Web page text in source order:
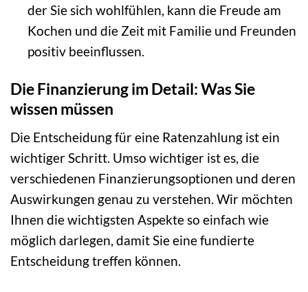
der Sie sich wohlfühlen, kann die Freude am
Kochen und die Zeit mit Familie und Freunden
positiv beeinflussen.
Die Finanzierung im Detail: Was Sie
wissen müssen
Die Entscheidung für eine Ratenzahlung ist ein
wichtiger Schritt. Umso wichtiger ist es, die
verschiedenen Finanzierungsoptionen und deren
Auswirkungen genau zu verstehen. Wir möchten
Ihnen die wichtigsten Aspekte so einfach wie
möglich darlegen, damit Sie eine fundierte
Entscheidung treffen können.